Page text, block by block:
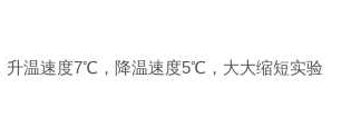
升温速度7℃，降温速度5℃，大大缩短实验